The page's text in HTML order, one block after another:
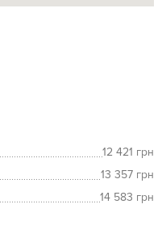
12 421 грн
13 357 грн
14 583 грн